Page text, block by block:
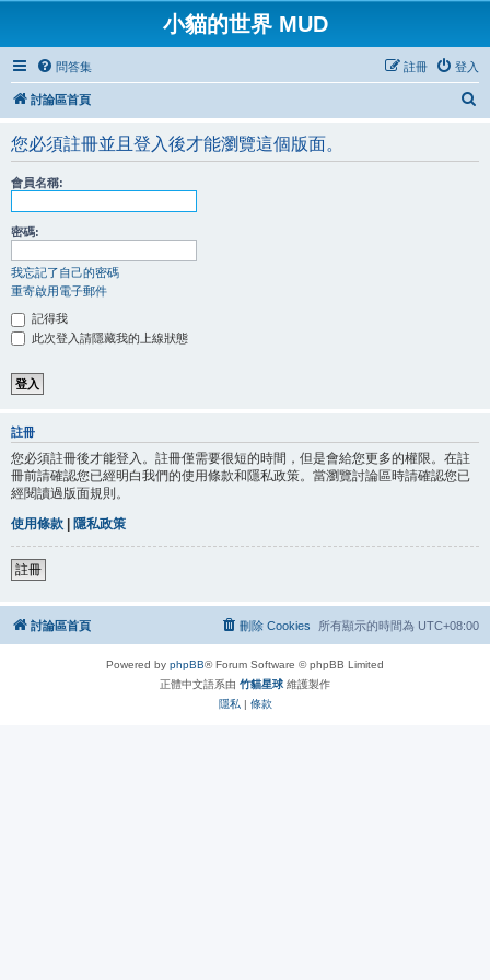
小貓的世界 MUD
問答集 登入
註冊
討論區首頁
您必須註冊並且登入後才能瀏覽這個版面。
會員名稱:
密碼:
我忘記了自己的密碼
重寄啟用電子郵件
記得我
此次登入請隱藏我的上線狀態
註冊
您必須註冊後才能登入。註冊僅需要很短的時間，但是會給您更多的權限。在註
冊前請確認您已經明白我們的使用條款和隱私政策。當瀏覽討論區時請確認您已
經閱讀過版面規則。
使用條款 | 隱私政策
註冊
討論區首頁 所有顯示的時間為 UTC+08:00
刪除 Cookies
Powered by phpBB® Forum Software © phpBB Limited
正體中文語系由 竹貓星球 維護製作
隱私 | 條款